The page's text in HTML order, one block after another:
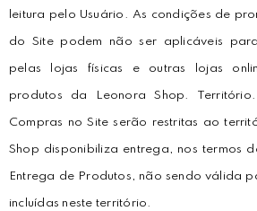
leitura pelo Usuário. As condições de
do Site podem não ser aplicáveis
pelas lojas físicas e outras lojas
produtos da Leonora Shop.
Compras no Site serão restritas ao
Shop disponibiliza entrega, nos termos
Entrega de Produtos, não sendo válida
incluídas neste território.